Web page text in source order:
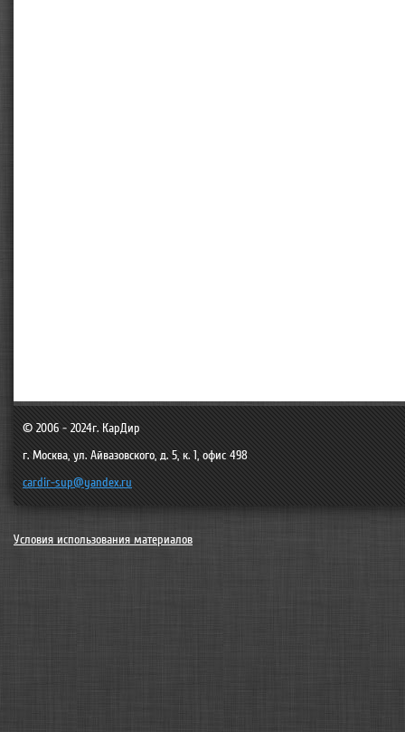
© 2006 - 2024г. КарДир
г. Москва, ул. Айвазовского, д. 5, к. 1, офис 498
cardir-sup@yandex.ru
Условия использования материалов